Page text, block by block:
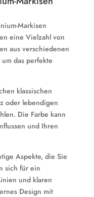
Markisen
eine Vielzahl von
aus verschiedenen
das perfekte
klassischen
oder lebendigen
Die Farbe kann
und Ihren
Aspekte, die Sie
sich für ein
und klaren
Design mit